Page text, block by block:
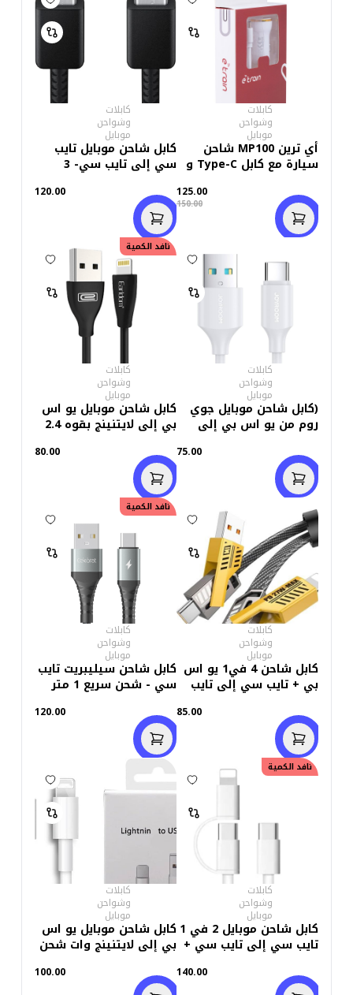
كابلات
وشواحن
موبايل
أي ترين MP100 شاحن
سيارة مع كابل Type-C و
125.00
150.00
كابلات
وشواحن
موبايل
كابل شاحن موبايل تايب
سي إلى تايب سي- 3
120.00
كابلات
وشواحن
موبايل
(كابل شاحن موبايل جوي
روم من يو اس بي إلى
75.00
نافد الكمية
كابلات
وشواحن
موبايل
كابل شاحن موبايل يو اس
بي إلى لايتنينج بقوه 2.4
80.00
كابلات
وشواحن
موبايل
كابل شاحن 4 في1 يو اس
بي + تايب سي إلى تايب
وات 1 متر 85.00
نافد الكمية
كابلات
وشواحن
موبايل
كابل شاحن سيليبريت تايب
سي - شحن سريع 1 متر
120.00
نافد الكمية
كابلات
وشواحن
موبايل
كابل شاحن موبايل 2 في 1
تايب سي إلى تايب سي +
140.00
كابلات
وشواحن
موبايل
كابل شاحن موبايل يو اس
بي إلى لايتنينج وات شحن
100.00